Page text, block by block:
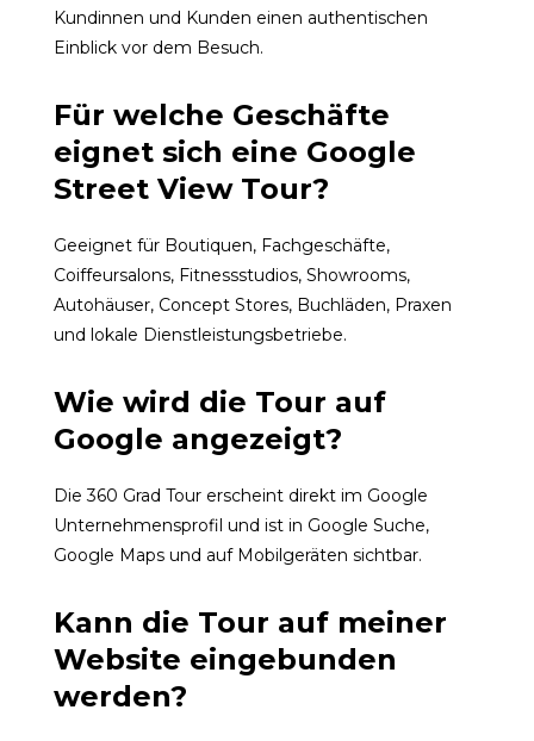
Kundinnen und Kunden einen authentischen
Einblick vor dem Besuch.
Für welche Geschäfte
eignet sich eine Google
Street View Tour?
Geeignet für Boutiquen, Fachgeschäfte,
Coiffeursalons, Fitnessstudios, Showrooms,
Autohäuser, Concept Stores, Buchläden, Praxen
und lokale Dienstleistungsbetriebe.
Wie wird die Tour auf
Google angezeigt?
Die 360 Grad Tour erscheint direkt im Google
Unternehmensprofil und ist in Google Suche,
Google Maps und auf Mobilgeräten sichtbar.
Kann die Tour auf meiner
Website eingebunden
werden?